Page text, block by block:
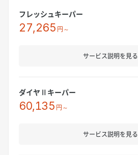
フレッシュキーパー
27,265 円～
サービス説明を見る
ダイヤⅡキーパー
60,135 円～
サービス説明を見る